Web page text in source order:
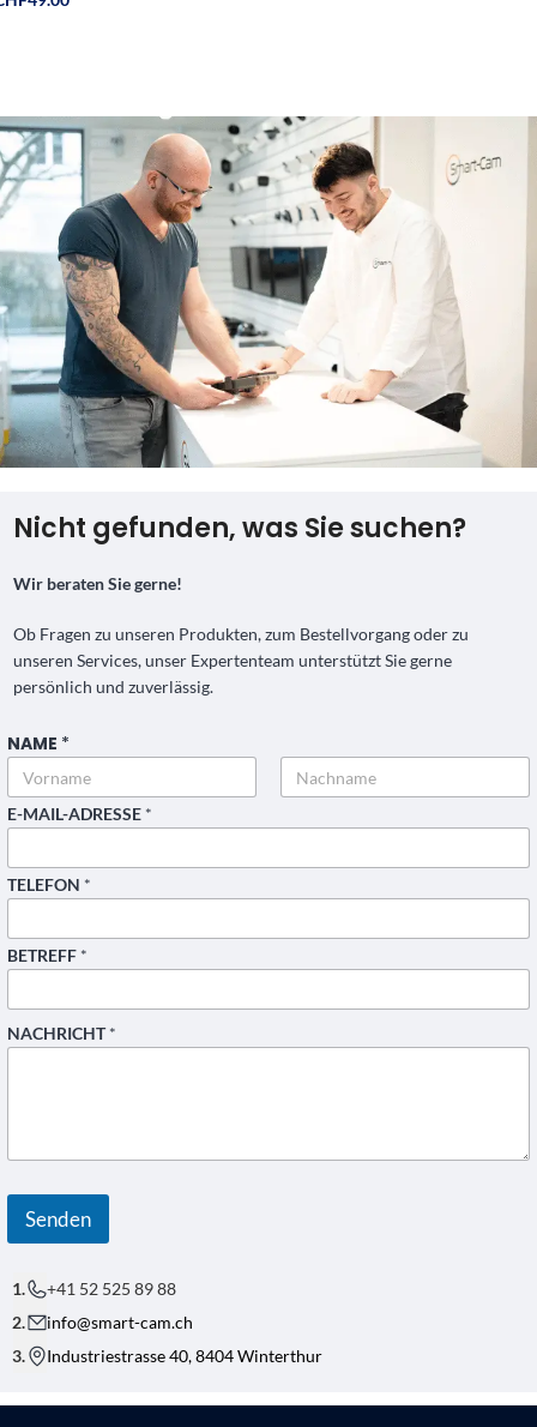
Nicht gefunden, was Sie suchen?
Wir beraten Sie gerne!
Ob Fragen zu unseren Produkten, zum Bestellvorgang oder zu
unseren Services, unser Expertenteam unterstützt Sie gerne
persönlich und zuverlässig.
NAME *
Vorname
*
N
M
E
E-MAIL-ADRESSE *
TELEFON *
BETREFF *
NACHRICHT*
Senden
+41 52 525 89 88
info@smart-cam.ch
Industriestrasse 40, 8404 Winterthur